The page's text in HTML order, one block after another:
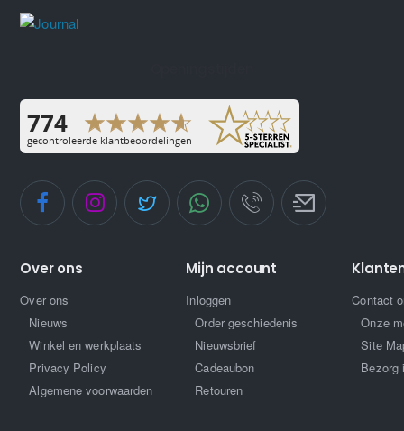
Over ons
Over ons
Nieuws
Winkel en werkplaats
Privacy Policy
Algemene voorwaarden
Mijn account
Inloggen
Order geschiedenis
Nieuwsbrief
Cadeaubon
Retouren
Contact
Onze
Site
Bezorg